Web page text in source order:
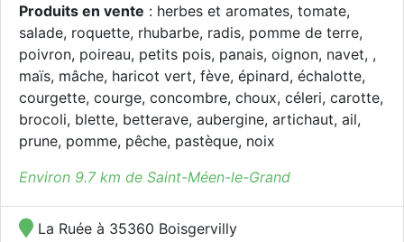
Produits en vente : herbes et aromates, tomate,
salade, roquette, rhubarbe, radis, pomme de terre,
poivron, poireau, petits pois, panais, oignon, navet, ,
maïs, mâche, haricot vert, fève, épinard, échalotte,
courgette, courge, concombre, choux, céleri, carotte,
brocoli, blette, betterave, aubergine, artichaut, ail,
prune, pomme, pêche, pastèque, noix
Environ 9.7 km de Saint-Méen-le-Grand
La Ruée à 35360 Boisgervilly